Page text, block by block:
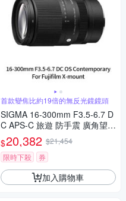
首款變焦比約19倍的無反光鏡鏡頭
SIGMA 16-300mm F3.5-6.7 D
C APS-C 旅遊 防手震 廣角望遠
鏡頭 For Fujifilm X-mount (公
司貨)
$20,382 $21,454
限時下殺
券
加入購物車